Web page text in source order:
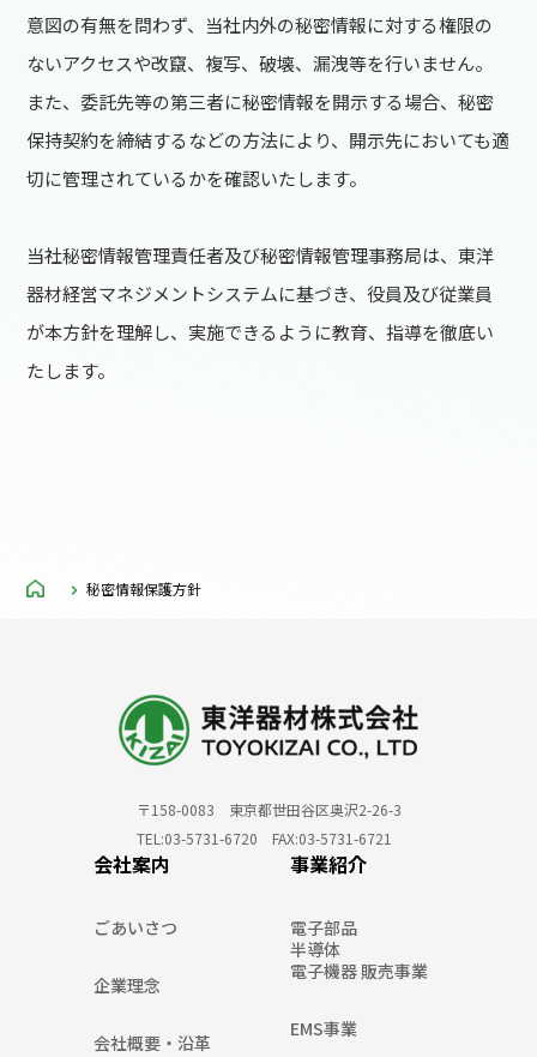
意図の有無を問わず、当社内外の秘密情報に対する権限の
ないアクセスや改竄、複写、破壊、漏洩等を行いません。
また、委託先等の第三者に秘密情報を開示する場合、秘密
保持契約を締結するなどの方法により、開示先においても適
切に管理されているかを確認いたします。
当社秘密情報管理責任者及び秘密情報管理事務局は、東洋
器材経営マネジメントシステムに基づき、役員及び従業員
が本方針を理解し、実施できるように教育、指導を徹底い
たします。
秘密情報保護方針
〒158-0083 東京都世田谷区奥沢2-26-3
TEL:03-5731-6720 FAX:03-5731-6721
会社案内
ごあいさつ
企業理念
会社概要・沿革
事業紹介
電子部品
半導体
電子機器 販売事業
EMS事業